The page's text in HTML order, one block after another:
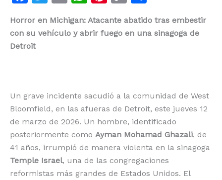
c
e
o
k
itt ai at
p
te
re
p
k
m
r
Horror en Michigan: Atacante abatido tras embestir
con su vehículo y abrir fuego en una sinagoga de
Detroit
Un grave incidente sacudió a la comunidad de West
Bloomfield, en las afueras de Detroit, este jueves 12
de marzo de 2026. Un hombre, identificado
posteriormente como Ayman Mohamad Ghazali, de
41 años, irrumpió de manera violenta en la sinagoga
Temple Israel, una de las congregaciones
reformistas más grandes de Estados Unidos. El